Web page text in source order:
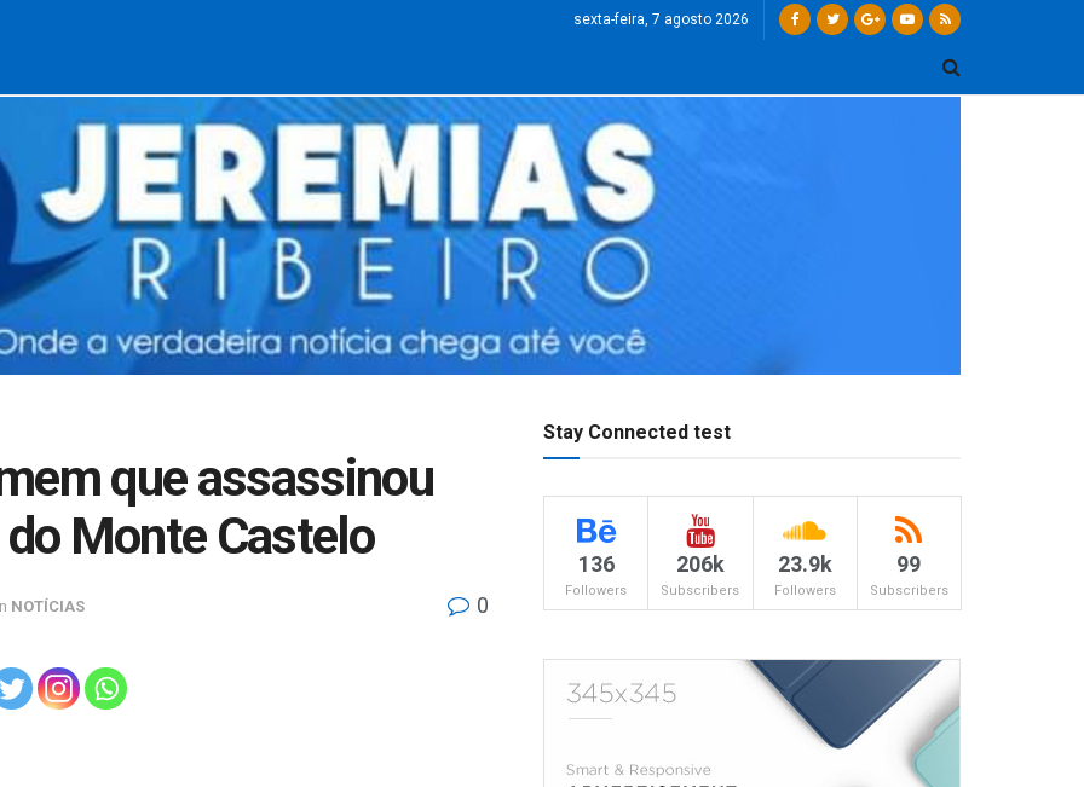
sexta-feira, 7 agosto 2026
que assassinou
Monte Castelo
NOTÍCIAS 0
Stay Connected test
136
Followers
206k
Subscribers
23.9k
Followers
99
Subscribers